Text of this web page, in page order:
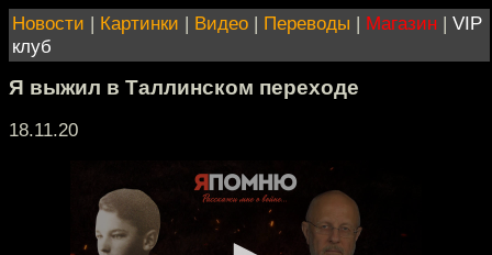
Новости | Картинки | Видео | Переводы | Магазин | VIP
клуб
Я выжил в Таллинском переходе
18.11.20